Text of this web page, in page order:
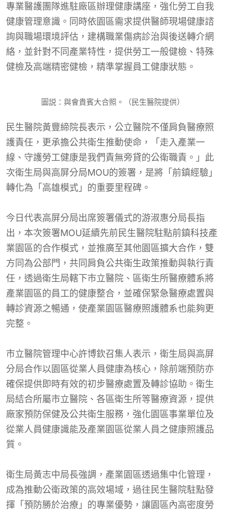
專業醫護團隊進駐廠區辦理健康講座，強化勞工自我
健康管理意識。同時依園區需求提供醫師現場健康諮
詢與職場環境評估，建構職業傷病診治與後送轉介網
絡，並針對不同產業特性，提供勞工一般健檢、特殊
健檢及高端精密健檢，精準掌握員工健康狀態。
圖説：與會貴賓大合照。（民生醫院提供）
民生醫院黃豐締院長表示，公立醫院不僅肩負醫療照
護責任，更承擔公共衛生推動使命，「走入產業一
線、守護勞工健康是我們責無旁貸的公衛職責。」此
次衛生局與高屏分局MOU的簽署，是將「前鎮經驗」
轉化為「高雄模式」的重要里程碑。
今日代表高屏分局出席簽署儀式的游淑惠分局長指
出，本次簽署MOU延續先前民生醫院駐點前鎮科技產
業園區的合作模式，並推廣至其他園區擴大合作，雙
方同為公部門，共同肩負公共衛生政策推動與執行責
任，透過衛生局轄下市立醫院、區衛生所醫療體系將
產業園區的員工的健康整合，並確保緊急醫療處置與
轉診資源之暢通，使產業園區醫療照護體系也能夠更
完整。
市立醫院管理中心許博欽召集人表示，衛生局與高屏
分局合作以園區從業人員健康為核心，除前端預防亦
確保提供即時有效的初步醫療處置及轉診協助。衛生
局結合所屬市立醫院、各區衛生所等醫療資源，提供
廠家預防保健及公共衛生服務，強化園區事業單位及
從業人員健康識能及產業園區從業人員之健康照護品
質。
衛生局黃志中局長強調，產業園區透過集中化管理，
成為推動公衛政策的高效場域，過往民生醫院駐點發
揮「預防勝於治療」的專業優勢，讓園區內高密度勞